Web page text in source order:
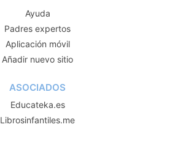
Ayuda
Padres expertos
Aplicación móvil
Añadir nuevo sitio
ASOCIADOS
Educateka.es
Librosinfantiles.me